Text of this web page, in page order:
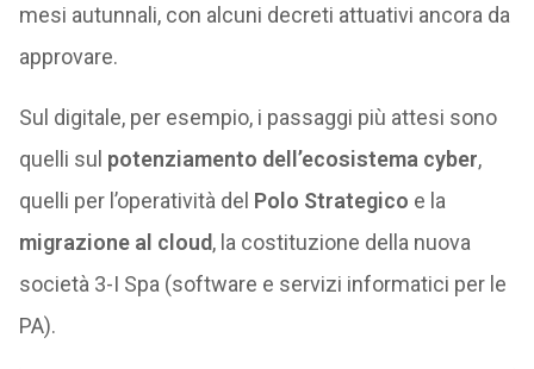
mesi autunnali, con alcuni decreti attuativi ancora da
approvare.
Sul digitale, per esempio, i passaggi più attesi sono
quelli sul potenziamento dell’ecosistema cyber,
quelli per l’operatività del Polo Strategico e la
migrazione al cloud, la costituzione della nuova
società 3-I Spa (software e servizi informatici per le
PA).